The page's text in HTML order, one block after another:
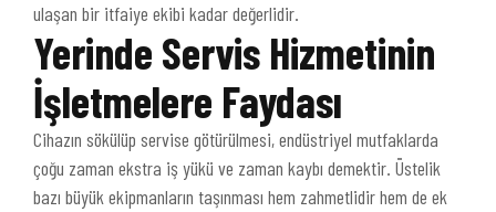
ulaşan bir itfaiye ekibi kadar değerlidir.
Yerinde Servis Hizmetinin
İşletmelere Faydası
Cihazın sökülüp servise götürülmesi, endüstriyel mutfaklarda
çoğu zaman ekstra iş yükü ve zaman kaybı demektir. Üstelik
bazı büyük ekipmanların taşınması hem zahmetlidir hem de ek